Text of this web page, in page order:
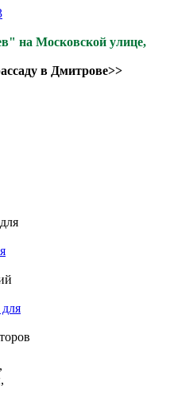
Московской улице,
в Дмитрове>>